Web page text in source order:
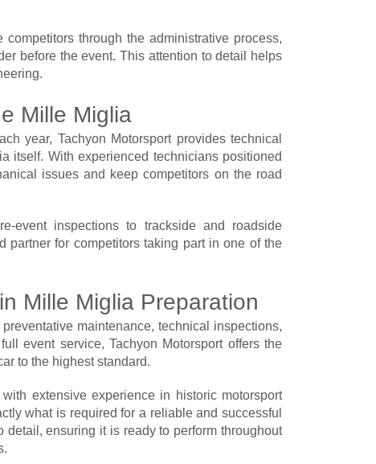
through the administrative process,
before the event. This attention to detail helps
Mille Miglia
year, Tachyon Motorsport provides technical
itself. With experienced technicians positioned
issues and keep competitors on the road
event inspections to trackside and roadside
partner for competitors taking part in one of the
Mille Miglia Preparation
maintenance, technical inspections,
event service, Tachyon Motorsport offers the
to the highest standard.
extensive experience in historic motorsport
what is required for a reliable and successful
ensuring it is ready to perform throughout